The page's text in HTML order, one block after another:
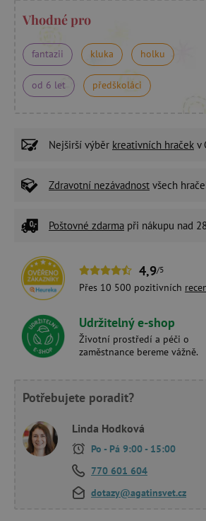
Vhodné pro
fantazii kluka holku
od 6 let předškoláci
Nejširší výběr kreativních hraček v
Zdravotní nezávadnost všech
Poštovné zdarma při nákupu nad
4,9/5
Přes 10 500 pozitivních
Udržitelný e-shop
Životní prostředí a péči o
zaměstnance bereme vážně.
Potřebujete poradit?
Linda Hodková
Po - Pá 9:00 - 15:00
770 601 604
dotazy@agatinsvet.cz